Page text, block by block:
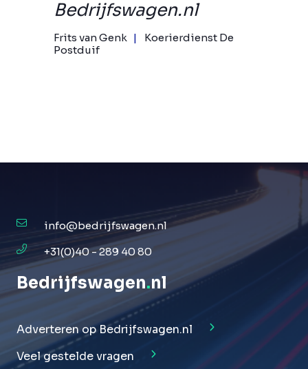
Bedrijfswagen.nl
Frits van Genk
Koerierdienst De
Postduif
info@bedrijfswagen.nl
+31(0)40 - 289 40 80
Bedrijfswagen.nl
Adverteren op Bedrijfswagen.nl
Veel gestelde vragen